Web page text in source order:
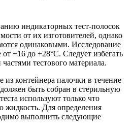
индикаторных тест-полосок
от их изготовителей, однако
одинаковыми. Исследование
+16 до +28°C. Следует избегать
тестового материала.
из контейнера палочки в течение
быть собран в стерильную
используют только что
жидкость. Для определения
выполнить следующие